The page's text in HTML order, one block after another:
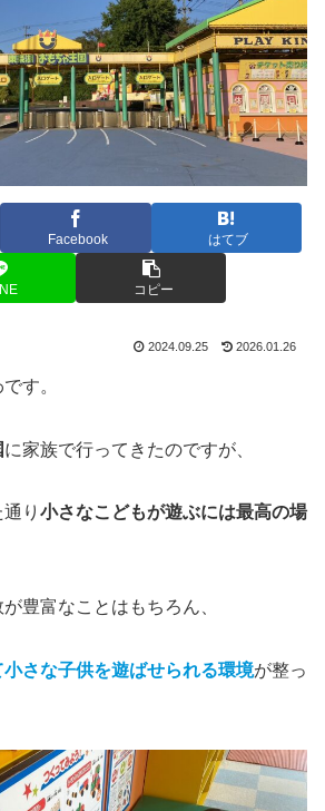
Facebook はてブ
コピー
2024.09.25 2026.01.26
す。
に家族で行ってきたのですが、
り 小さなこどもが遊ぶには最高の場
豊富なことはもちろん、
小さな子供を遊ばせられる環境が整っ